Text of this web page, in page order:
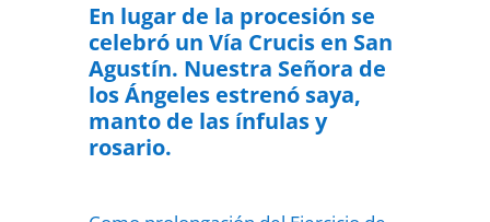
En lugar de la procesión se
celebró un Vía Crucis en San
Agustín. Nuestra Señora de
los Ángeles estrenó saya,
manto de las ínfulas y
rosario.